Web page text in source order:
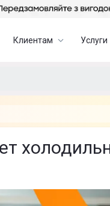
Клиентам Услуги